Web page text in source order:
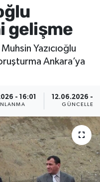
gelişme
Yazıcıoğlu
Ankara’ya
- 16:01 12.06.2026 -